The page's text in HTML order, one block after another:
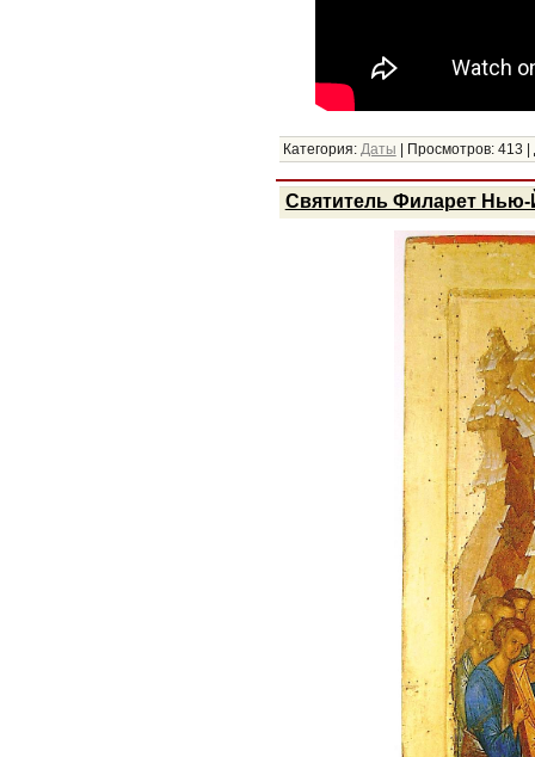
Категория: Даты | Просмотров: 413 |
Святитель Филарет Нью-